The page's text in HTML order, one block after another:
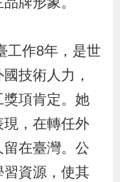
作8年，是世
技術人力，
項肯定。她
，在轉任外
在臺灣。公
資源，使其